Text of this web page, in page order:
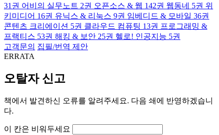
31권 어비의 실무노트 2권 오픈소스 & 웹 142권 웹동네 5권 위
키미디어 16권 유닉스 & 리눅스 9권 임베디드 & 모바일 36권
콘텐츠 크리에이션 5권 클라우드 컴퓨팅 13권 프로그래밍 &
프랙티스 53권 해킹 & 보안 25권 헬로! 인공지능 5권
고객문의 집필/번역 제안
ERRATA
오탈자 신고
책에서 발견하신 오류를 알려주세요. 다음 쇄에 반영하겠습니
다.
이 칸은 비워두세요